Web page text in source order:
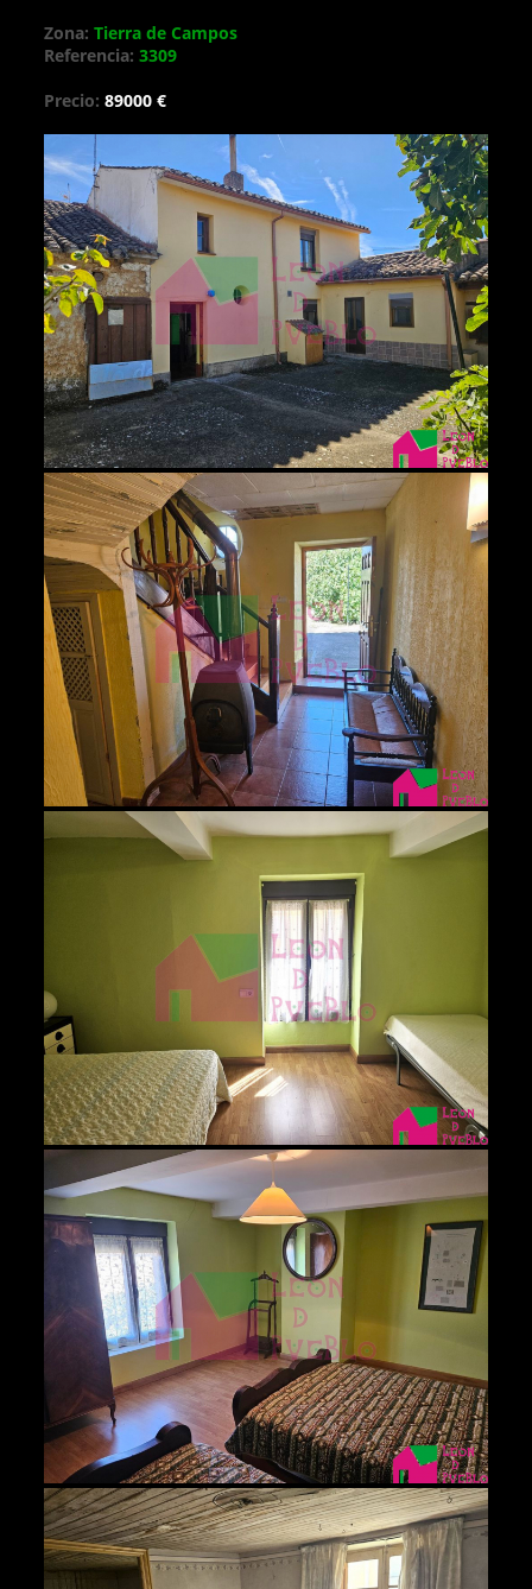
Zona: Tierra de Campos
Referencia: 3309
Precio: 89000 €